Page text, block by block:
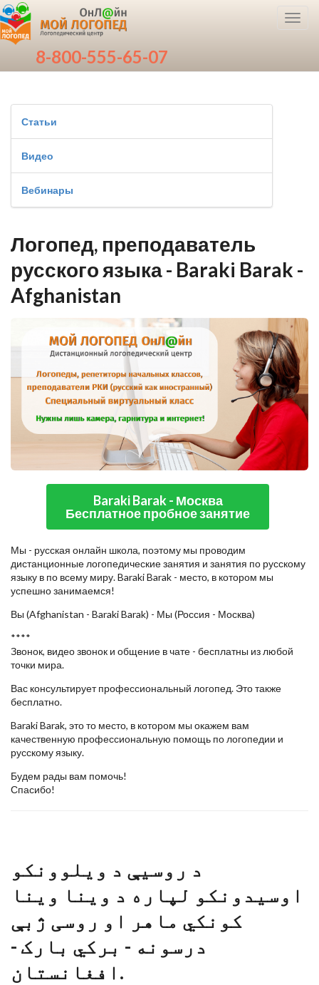
8-800-555-65-07
Статьи
Видео
Вебинары
Логопед, преподаватель
русского языка - Baraki Barak -
Afghanistan
Baraki Barak - Москва
Бесплатное пробное занятие
Мы - русская онлайн школа, поэтому мы проводим
дистанционные логопедические занятия и занятия по русскому
языку в по всему миру. Baraki Barak - место, в котором мы
успешно занимаемся!
Вы (Afghanistan - Baraki Barak) - Мы (Россия - Москва)
****
Звонок, видео звонок и общение в чате - бесплатны из любой
точки мира.
Вас консультирует профессиональный логопед. Это также
бесплатно.
Baraki Barak, это то место, в котором мы окажем вам
качественную профессиональную помощь по логопедии и
русскому языку.
Будем рады вам помочь!
Спасибо!
د روسیې د ویلوونکو
اوسیدونکو لپاره د وینا وینا
کونکي ماهر او روسی ژبې
درسونه - برکي بارک -
افغانستان‬.